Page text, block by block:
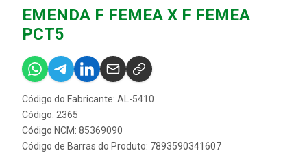
EMENDA F FEMEA X F FEMEA
PCT5
Código do Fabricante: AL-5410
Código: 2365
Código NCM: 85369090
Código de Barras do Produto: 7893590341607